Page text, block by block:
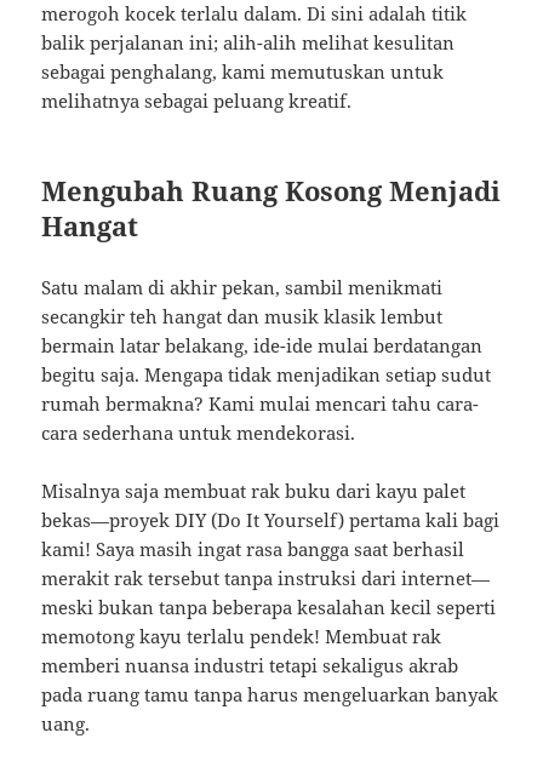
merogoh kocek terlalu dalam. Di sini adalah titik
balik perjalanan ini; alih-alih melihat kesulitan
sebagai penghalang, kami memutuskan untuk
melihatnya sebagai peluang kreatif.
Mengubah Ruang Kosong Menjadi
Hangat
Satu malam di akhir pekan, sambil menikmati
secangkir teh hangat dan musik klasik lembut
bermain latar belakang, ide-ide mulai berdatangan
begitu saja. Mengapa tidak menjadikan setiap sudut
rumah bermakna? Kami mulai mencari tahu cara-
cara sederhana untuk mendekorasi.
Misalnya saja membuat rak buku dari kayu palet
bekas—proyek DIY (Do It Yourself) pertama kali bagi
kami! Saya masih ingat rasa bangga saat berhasil
merakit rak tersebut tanpa instruksi dari internet—
meski bukan tanpa beberapa kesalahan kecil seperti
memotong kayu terlalu pendek! Membuat rak
memberi nuansa industri tetapi sekaligus akrab
pada ruang tamu tanpa harus mengeluarkan banyak
uang.